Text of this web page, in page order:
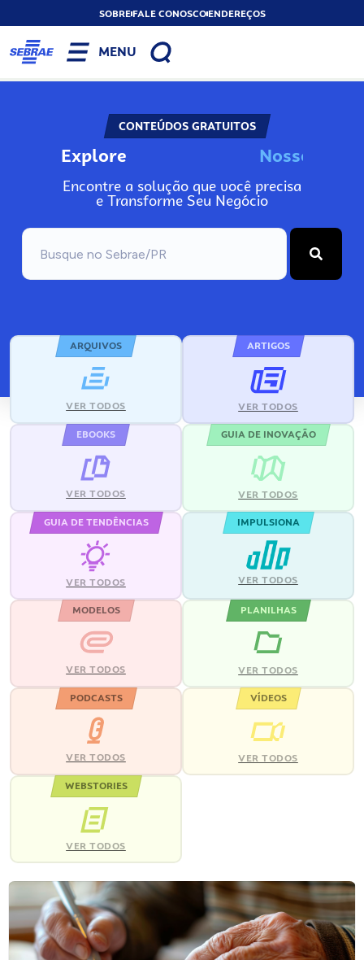
SOBREFALE CONOSCOENDEREÇOS
MENU
CONTEÚDOS GRATUITOS
Explore No
Encontre a solução que você precisa
e Transforme Seu Negócio
ARQUIVOS
VER TODOS
ARTIGOS
VER TODOS
EBOOKS
VER TODOS
GUIA DE INOVAÇÃO
VER TODOS
GUIA DE TENDÊNCIAS
VER TODOS
IMPULSIONA
VER TODOS
MODELOS
VER TODOS
PLANILHAS
VER TODOS
PODCASTS
VER TODOS
VÍDEOS
VER TODOS
WEBSTORIES
VER TODOS